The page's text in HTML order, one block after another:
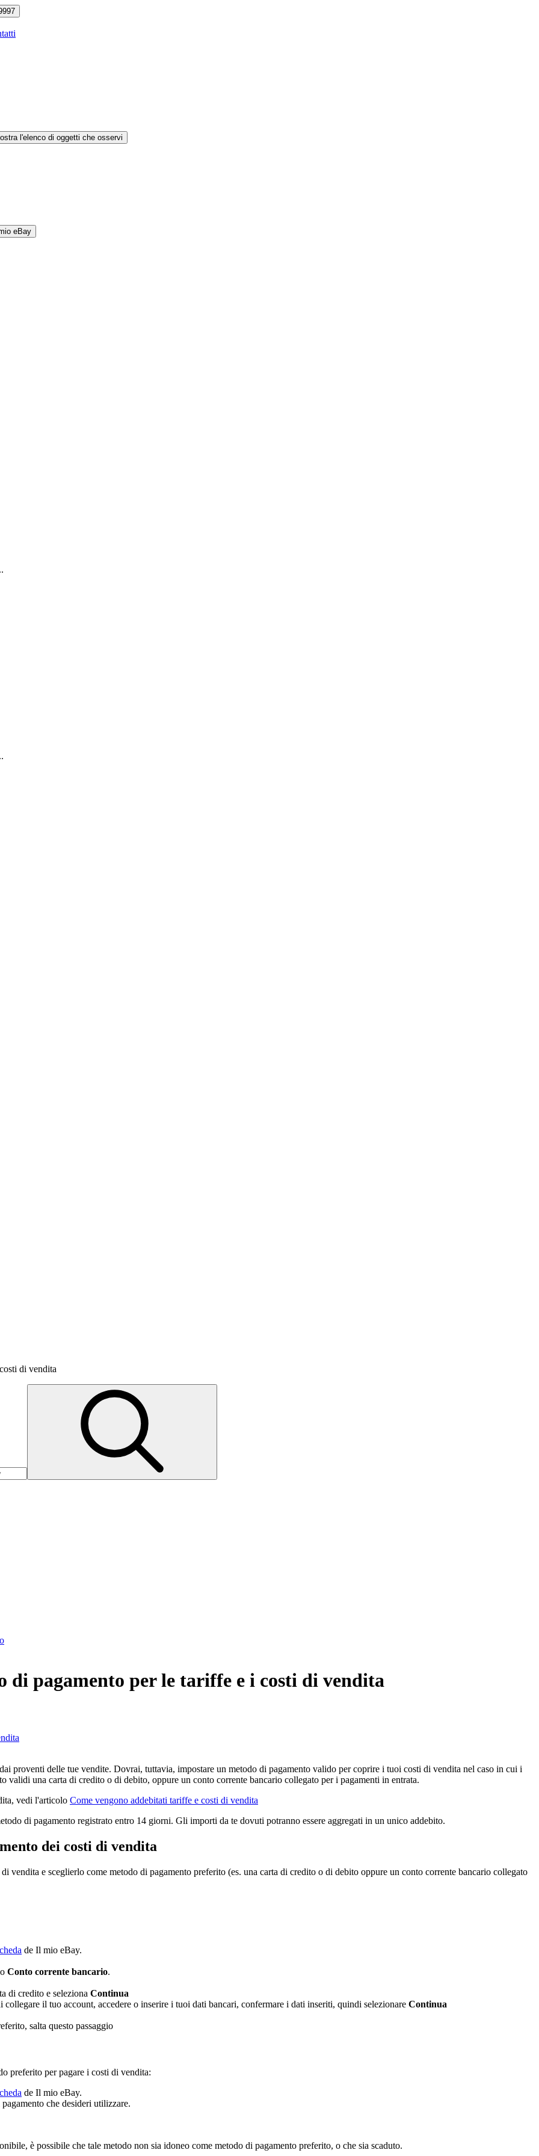
l'elenco di oggetti che osservi
eBay
di vendita
di pagamento per le tariffe e i costi di vendita
proventi delle tue vendite. Dovrai, tuttavia, impostare un metodo di pagamento valido per coprire i tuoi costi di vendita nel caso in cui i
una carta di credito o di debito, oppure un conto corrente bancario collegato per i pagamenti in entrata.
vedi l'articolo Come vengono addebitati tariffe e costi di vendita
di pagamento registrato entro 14 giorni. Gli importi da te dovuti potranno essere aggregati in un unico addebito.
dei costi di vendita
vendita e sceglierlo come metodo di pagamento preferito (es. una carta di credito o di debito oppure un conto corrente bancario collegato
de Il mio eBay.
o Conto corrente bancario.
di credito e seleziona Continua
il tuo account, accedere o inserire i tuoi dati bancari, confermare i dati inseriti, quindi selezionare Continua
salta questo passaggio
preferito per pagare i costi di vendita:
de Il mio eBay.
che desideri utilizzare.
è possibile che tale metodo non sia idoneo come metodo di pagamento preferito, o che sia scaduto.